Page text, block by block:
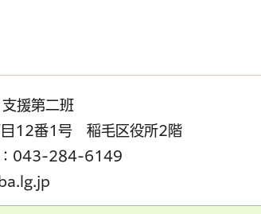
援第二班
12番1号 稲毛区役所2階
043-284-6149